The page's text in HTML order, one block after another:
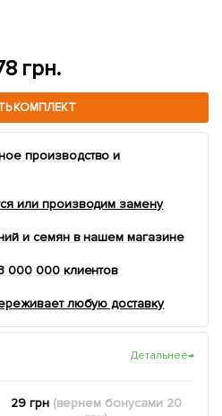
грн.
КОМПЛЕКТ
производство и
или производим замену
и семян в нашем магазине
000 000 клиентов
любую доставку
Детальнее→
29 грн (вернем бонусами 20